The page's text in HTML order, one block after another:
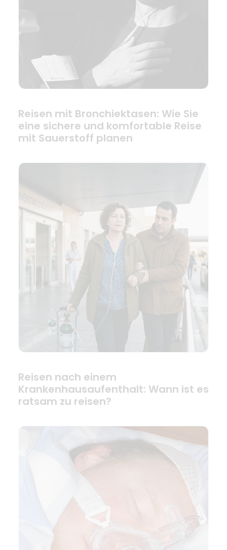
Reisen mit Bronchiektasen: Wie Sie
eine sichere und komfortable Reise
mit Sauerstoff planen
Reisen nach einem
Krankenhausaufenthalt: Wann ist es
ratsam zu reisen?